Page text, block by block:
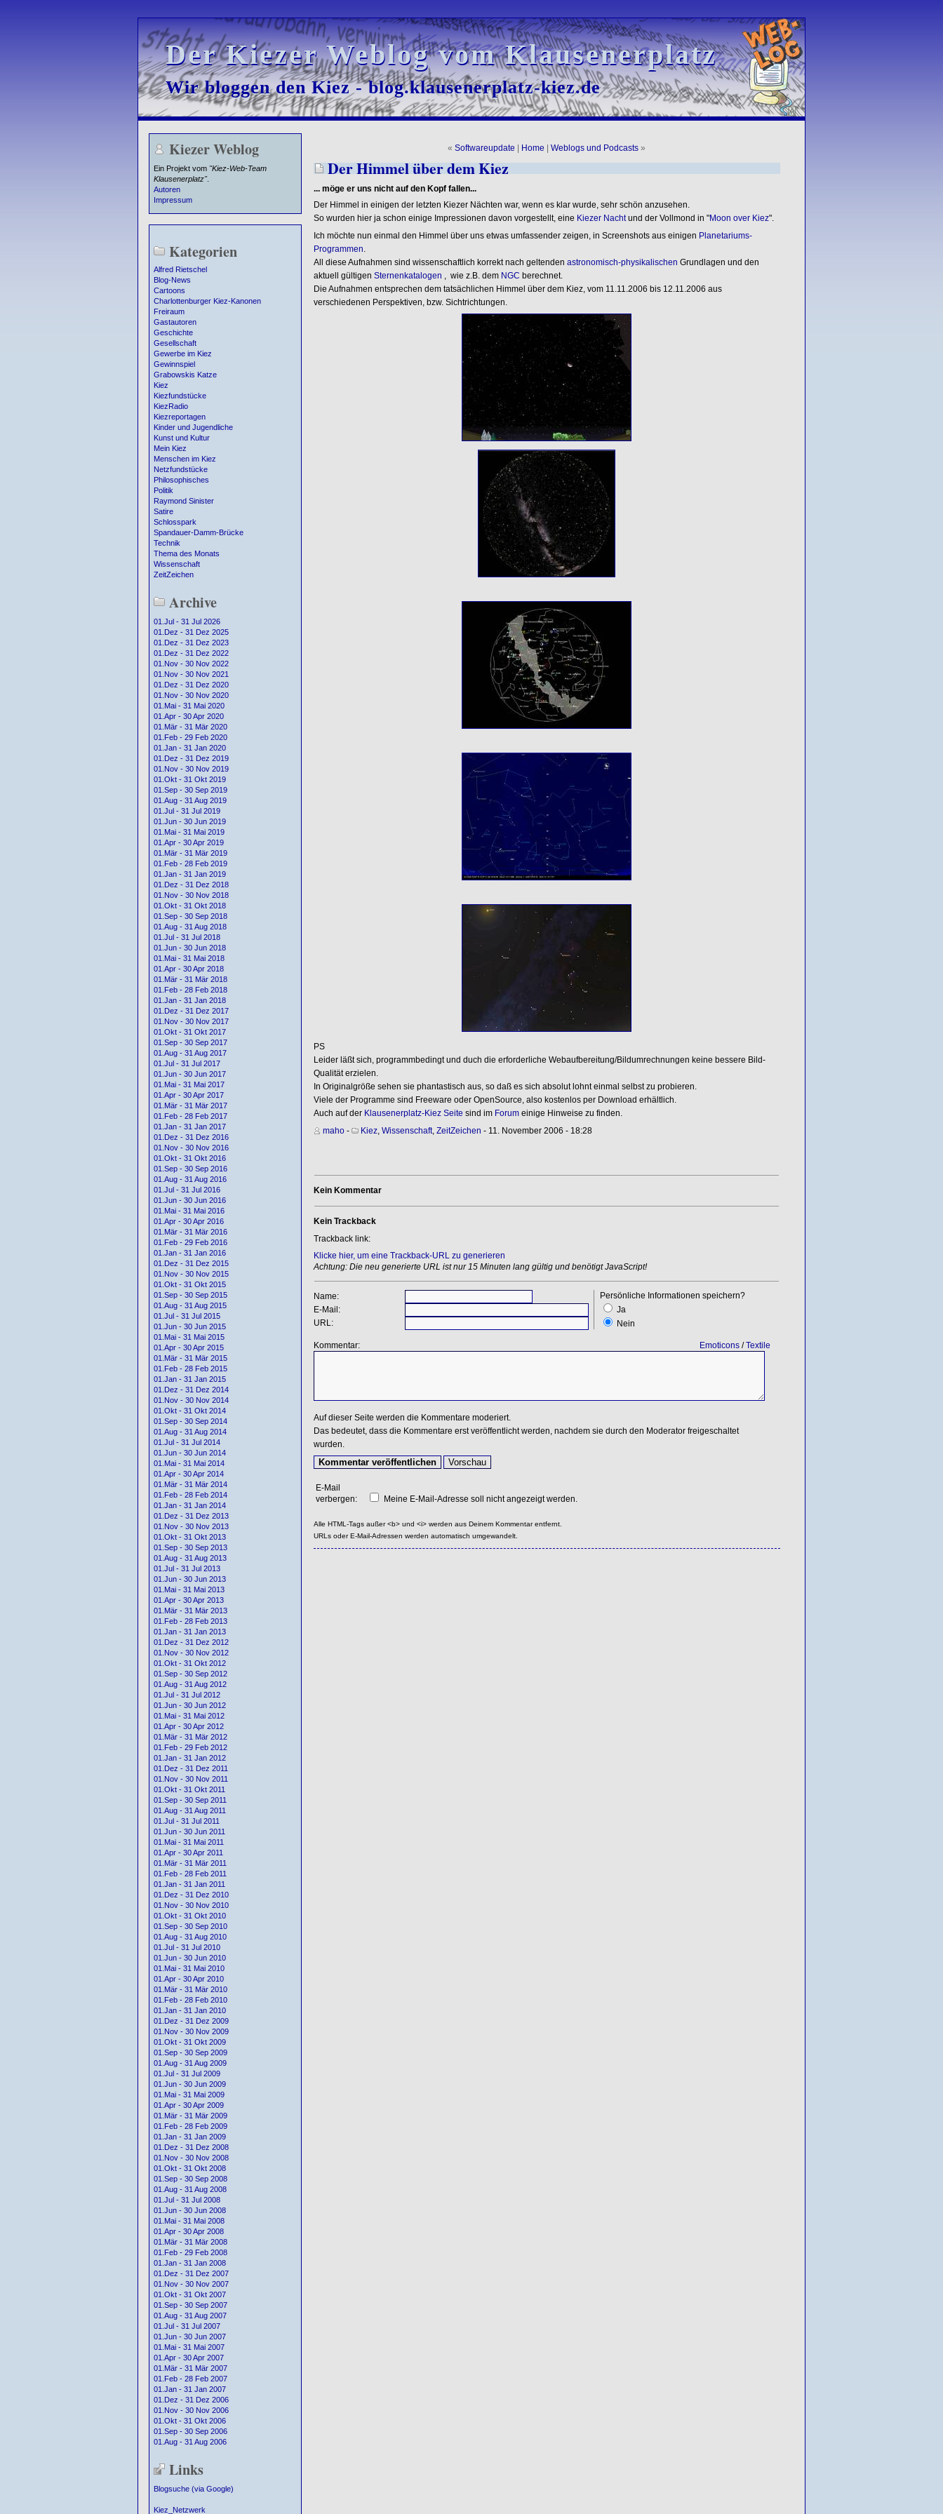
Der Kiezer Weblog vom Klausenerplatz
Der Kiezer Weblog vom Klausenerplatz
Wir bloggen den Kiez - blog.klausenerplatz-kiez.de
Wir bloggen den Kiez - blog.klausenerplatz-kiez.de
Kiezer Weblog
Ein Projekt vom "Kiez-Web-Team
Klausenerplatz".
Autoren
Impressum
Kategorien
Alfred Rietschel
Blog-News
Cartoons
Charlottenburger Kiez-Kanonen
Freiraum
Gastautoren
Geschichte
Gesellschaft
Gewerbe im Kiez
Gewinnspiel
Grabowskis Katze
Kiez
Kiezfundstücke
KiezRadio
Kiezreportagen
Kinder und Jugendliche
Kunst und Kultur
Mein Kiez
Menschen im Kiez
Netzfundstücke
Philosophisches
Politik
Raymond Sinister
Satire
Schlosspark
Spandauer-Damm-Brücke
Technik
Thema des Monats
Wissenschaft
ZeitZeichen
Archive
01.Jul - 31 Jul 2026
01.Dez - 31 Dez 2025
01.Dez - 31 Dez 2023
01.Dez - 31 Dez 2022
01.Nov - 30 Nov 2022
01.Nov - 30 Nov 2021
01.Dez - 31 Dez 2020
01.Nov - 30 Nov 2020
01.Mai - 31 Mai 2020
01.Apr - 30 Apr 2020
01.Mär - 31 Mär 2020
01.Feb - 29 Feb 2020
01.Jan - 31 Jan 2020
01.Dez - 31 Dez 2019
01.Nov - 30 Nov 2019
01.Okt - 31 Okt 2019
01.Sep - 30 Sep 2019
01.Aug - 31 Aug 2019
01.Jul - 31 Jul 2019
01.Jun - 30 Jun 2019
01.Mai - 31 Mai 2019
01.Apr - 30 Apr 2019
01.Mär - 31 Mär 2019
01.Feb - 28 Feb 2019
01.Jan - 31 Jan 2019
01.Dez - 31 Dez 2018
01.Nov - 30 Nov 2018
01.Okt - 31 Okt 2018
01.Sep - 30 Sep 2018
01.Aug - 31 Aug 2018
01.Jul - 31 Jul 2018
01.Jun - 30 Jun 2018
01.Mai - 31 Mai 2018
01.Apr - 30 Apr 2018
01.Mär - 31 Mär 2018
01.Feb - 28 Feb 2018
01.Jan - 31 Jan 2018
01.Dez - 31 Dez 2017
01.Nov - 30 Nov 2017
01.Okt - 31 Okt 2017
01.Sep - 30 Sep 2017
01.Aug - 31 Aug 2017
01.Jul - 31 Jul 2017
01.Jun - 30 Jun 2017
01.Mai - 31 Mai 2017
01.Apr - 30 Apr 2017
01.Mär - 31 Mär 2017
01.Feb - 28 Feb 2017
01.Jan - 31 Jan 2017
01.Dez - 31 Dez 2016
01.Nov - 30 Nov 2016
01.Okt - 31 Okt 2016
01.Sep - 30 Sep 2016
01.Aug - 31 Aug 2016
01.Jul - 31 Jul 2016
01.Jun - 30 Jun 2016
01.Mai - 31 Mai 2016
01.Apr - 30 Apr 2016
01.Mär - 31 Mär 2016
01.Feb - 29 Feb 2016
01.Jan - 31 Jan 2016
01.Dez - 31 Dez 2015
01.Nov - 30 Nov 2015
01.Okt - 31 Okt 2015
01.Sep - 30 Sep 2015
01.Aug - 31 Aug 2015
01.Jul - 31 Jul 2015
01.Jun - 30 Jun 2015
01.Mai - 31 Mai 2015
01.Apr - 30 Apr 2015
01.Mär - 31 Mär 2015
01.Feb - 28 Feb 2015
01.Jan - 31 Jan 2015
01.Dez - 31 Dez 2014
01.Nov - 30 Nov 2014
01.Okt - 31 Okt 2014
01.Sep - 30 Sep 2014
01.Aug - 31 Aug 2014
01.Jul - 31 Jul 2014
01.Jun - 30 Jun 2014
01.Mai - 31 Mai 2014
01.Apr - 30 Apr 2014
01.Mär - 31 Mär 2014
01.Feb - 28 Feb 2014
01.Jan - 31 Jan 2014
01.Dez - 31 Dez 2013
01.Nov - 30 Nov 2013
01.Okt - 31 Okt 2013
01.Sep - 30 Sep 2013
01.Aug - 31 Aug 2013
01.Jul - 31 Jul 2013
01.Jun - 30 Jun 2013
01.Mai - 31 Mai 2013
01.Apr - 30 Apr 2013
01.Mär - 31 Mär 2013
01.Feb - 28 Feb 2013
01.Jan - 31 Jan 2013
01.Dez - 31 Dez 2012
01.Nov - 30 Nov 2012
01.Okt - 31 Okt 2012
01.Sep - 30 Sep 2012
01.Aug - 31 Aug 2012
01.Jul - 31 Jul 2012
01.Jun - 30 Jun 2012
01.Mai - 31 Mai 2012
01.Apr - 30 Apr 2012
01.Mär - 31 Mär 2012
01.Feb - 29 Feb 2012
01.Jan - 31 Jan 2012
01.Dez - 31 Dez 2011
01.Nov - 30 Nov 2011
01.Okt - 31 Okt 2011
01.Sep - 30 Sep 2011
01.Aug - 31 Aug 2011
01.Jul - 31 Jul 2011
01.Jun - 30 Jun 2011
01.Mai - 31 Mai 2011
01.Apr - 30 Apr 2011
01.Mär - 31 Mär 2011
01.Feb - 28 Feb 2011
01.Jan - 31 Jan 2011
01.Dez - 31 Dez 2010
01.Nov - 30 Nov 2010
01.Okt - 31 Okt 2010
01.Sep - 30 Sep 2010
01.Aug - 31 Aug 2010
01.Jul - 31 Jul 2010
01.Jun - 30 Jun 2010
01.Mai - 31 Mai 2010
01.Apr - 30 Apr 2010
01.Mär - 31 Mär 2010
01.Feb - 28 Feb 2010
01.Jan - 31 Jan 2010
01.Dez - 31 Dez 2009
01.Nov - 30 Nov 2009
01.Okt - 31 Okt 2009
01.Sep - 30 Sep 2009
01.Aug - 31 Aug 2009
01.Jul - 31 Jul 2009
01.Jun - 30 Jun 2009
01.Mai - 31 Mai 2009
01.Apr - 30 Apr 2009
01.Mär - 31 Mär 2009
01.Feb - 28 Feb 2009
01.Jan - 31 Jan 2009
01.Dez - 31 Dez 2008
01.Nov - 30 Nov 2008
01.Okt - 31 Okt 2008
01.Sep - 30 Sep 2008
01.Aug - 31 Aug 2008
01.Jul - 31 Jul 2008
01.Jun - 30 Jun 2008
01.Mai - 31 Mai 2008
01.Apr - 30 Apr 2008
01.Mär - 31 Mär 2008
01.Feb - 29 Feb 2008
01.Jan - 31 Jan 2008
01.Dez - 31 Dez 2007
01.Nov - 30 Nov 2007
01.Okt - 31 Okt 2007
01.Sep - 30 Sep 2007
01.Aug - 31 Aug 2007
01.Jul - 31 Jul 2007
01.Jun - 30 Jun 2007
01.Mai - 31 Mai 2007
01.Apr - 30 Apr 2007
01.Mär - 31 Mär 2007
01.Feb - 28 Feb 2007
01.Jan - 31 Jan 2007
01.Dez - 31 Dez 2006
01.Nov - 30 Nov 2006
01.Okt - 31 Okt 2006
01.Sep - 30 Sep 2006
01.Aug - 31 Aug 2006
Links
Blogsuche (via Google)
Kiez_Netzwerk
« Softwareupdate Home Weblogs und Podcasts »
Der Himmel über dem Kiez
... möge er uns nicht auf den Kopf fallen...
Der Himmel in einigen der letzten Kiezer Nächten war, wenn es klar wurde, sehr schön anzusehen.
So wurden hier ja schon einige Impressionen davon vorgestellt, eine Kiezer Nachtund der Vollmond in "Moon over Kiez".
Ich möchte nun einmal den Himmel über uns etwas umfassender zeigen, in Screenshots aus einigen Planetariums-
Programmen
All diese Aufnahmen sind wissenschaftlich korrekt nach geltenden astronomisch-physikalischen Grundlagen und den
aktuell gültigen Sternenkatalogen , wie z.B. dem NGC berechnet.
Die Aufnahmen entsprechen dem tatsächlichen Himmel über dem Kiez, vom 11.11.2006 bis 12.11.2006 aus
verschiedenen Perspektiven, bzw. Sichtrichtungen.
PS
Leider läßt sich, programmbedingt und duch die erforderliche Webaufbereitung/Bildumrechnungen keine bessere Bild-
Qualität erzielen.
In Originalgröße sehen sie phantastisch aus, so daß es sich absolut lohnt einmal selbst zu probieren.
Viele der Programme sind Freeware oder OpenSource, also kostenlos per Download erhältlich.
Auch auf der Klausenerplatz-Kiez Seite sind im Forumeinige Hinweise zu finden.
maho- Kiez, Wissenschaft, ZeitZeichen - 11. November 2006 - 18:28
Kein Kommentar
Kein Trackback
Trackback link:
Klicke hier, um eine Trackback-URL zu generieren
Achtung: Die neu generierte URL ist nur 15 Minuten lang gültig und benötigt JavaScript!
Name:
Persönliche Informationen speichern?
Ja
Nein
E-Mail:
URL:
Kommentar: Emoticons/Textile
Auf dieser Seite werden die Kommentare moderiert.
Das bedeutet, dass die Kommentare erst veröffentlicht werden, nachdem sie durch den Moderator freigeschaltet
wurden.
E-Mail
verbergen:
Meine E-Mail-Adresse soll nicht angezeigt werden.
Alle HTML-Tags außer <b> und <i> werden aus Deinem Kommentar entfernt.
URLs oder E-Mail-Adressen werden automatisch umgewandelt.